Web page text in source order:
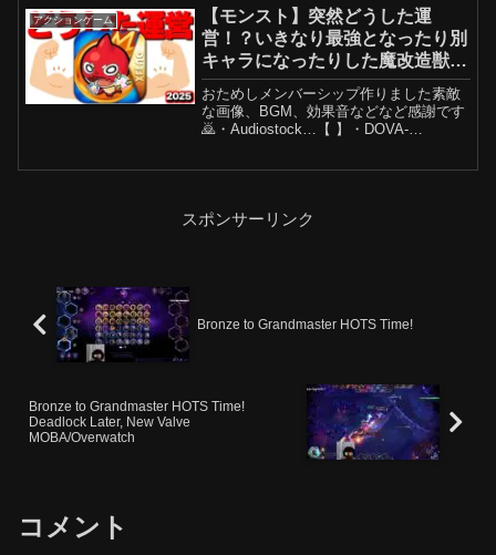
動画に関する問い合わせはこちら
アクションゲーム
【モンスト】突然どうした運
営！？いきなり最強となったり別
キャラになったりした魔改造獣神
化まとめ2025
おためしメンバーシップ作りました素敵
な画像、BGM、効果音などなど感謝です
🙇・Audiostock…【 】・DOVA-
スポンサーリンク
Bronze to Grandmaster HOTS Time!
Bronze to Grandmaster HOTS Time!
Deadlock Later, New Valve
MOBA/Overwatch
コメント